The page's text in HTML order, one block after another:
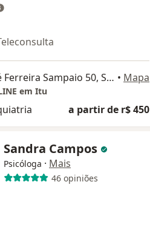
R. Francisco José Ferreira Sampaio 50, S. 21A, Itu • Mapa
em Itu
a partir de r$ 450
Sandra Campos
Psicóloga · Mais
46 opiniões